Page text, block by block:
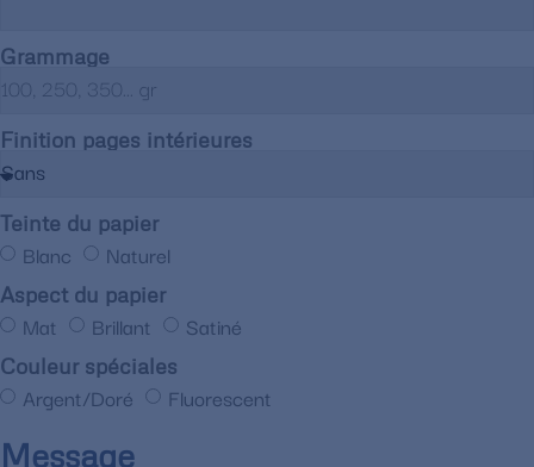
Grammage
Finition pages intérieures
Teinte du papier
Blanc Naturel
Aspect du papier
Mat Brillant Satiné
Couleur spéciales
Argent/Doré Fluorescent
Message